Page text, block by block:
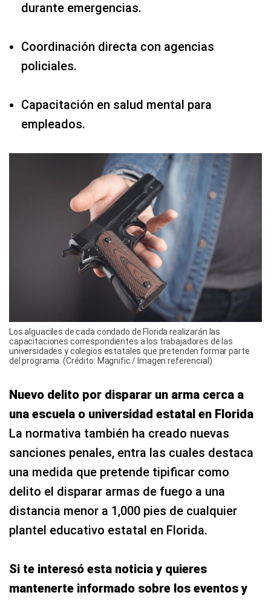
durante emergencias.
Coordinación directa con agencias
policiales.
Capacitación en salud mental para
empleados.
Los alguaciles de cada condado de Florida realizarán las
capacitaciones correspondientes a los trabajadores de las
universidades y colegios estatales que pretenden formar parte
del programa. (Crédito: Magnific / Imagen referencial)
Nuevo delito por disparar un arma cerca a
una escuela o universidad estatal en Florida
La normativa también ha creado nuevas
sanciones penales, entra las cuales destaca
una medida que pretende tipificar como
delito el disparar armas de fuego a una
distancia menor a 1,000 pies de cualquier
plantel educativo estatal en Florida.
Si te interesó esta noticia y quieres
mantenerte informado sobre los eventos y